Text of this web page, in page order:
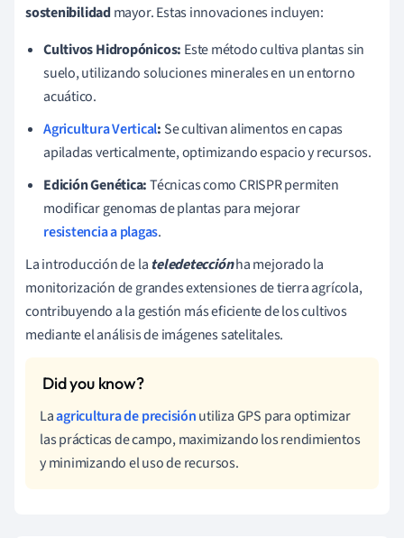
sostenibilidadmayor. Estas innovaciones incluyen:
Cultivos Hidropónicos: Este método cultiva plantas sin
suelo, utilizando soluciones minerales en un entorno
acuático.
Agricultura Vertical: Se cultivan alimentos en capas
apiladas verticalmente, optimizando espacio y recursos.
Edición Genética:Técnicas como CRISPR permiten
modificar genomas de plantas para mejorar
resistencia a plagas.
La introducción de la teledetecciónha mejorado la
monitorización de grandes extensiones de tierra agrícola,
contribuyendo a la gestión más eficiente de los cultivos
mediante el análisis de imágenes satelitales.
Laagricultura de precisiónutiliza GPS para optimizar
las prácticas de campo, maximizando los rendimientos
y minimizando el uso de recursos.